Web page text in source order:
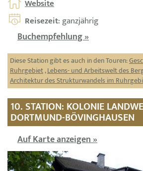
Website
Reisezeit: ganzjährig
Buchempfehlung »
Diese Station gibt es auch in den Touren:
Ruhrgebiet,Lebens- und Arbeitswelt des
Architektur des Strukturwandels im
10. STATION: KOLONIE
DORTMUND-BÖVINGHAUSEN
Auf Karte anzeigen »